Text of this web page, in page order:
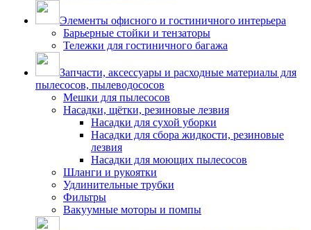
Элементы офисного и гостиничного интерьера
Барьерные стойки и тензаторы
Тележки для гостиничного багажа
Запчасти, аксессуары и расходные материалы для
пылесосов, пылеводососов
Мешки для пылесосов
Насадки, щётки, резиновые лезвия
Насадки для сухой уборки
Насадки для сбора жидкости, резиновые
лезвия
Насадки для моющих пылесосов
Шланги и рукоятки
Удлинительные трубки
Фильтры
Вакуумные моторы и помпы